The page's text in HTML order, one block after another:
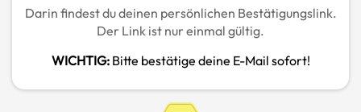
Darin findest du deinen persönlichen Bestätigungslink.
Der Link ist nur einmal gültig.
WICHTIG:Bitte bestätige deine E-Mail sofort!